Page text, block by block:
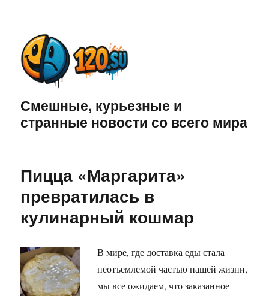
Смешные, курьезные и
странные новости со всего мира
Пицца «Маргарита»
превратилась в
кулинарный кошмар
В мире, где доставка еды стала
неотъемлемой частью нашей жизни,
мы все ожидаем, что заказанное